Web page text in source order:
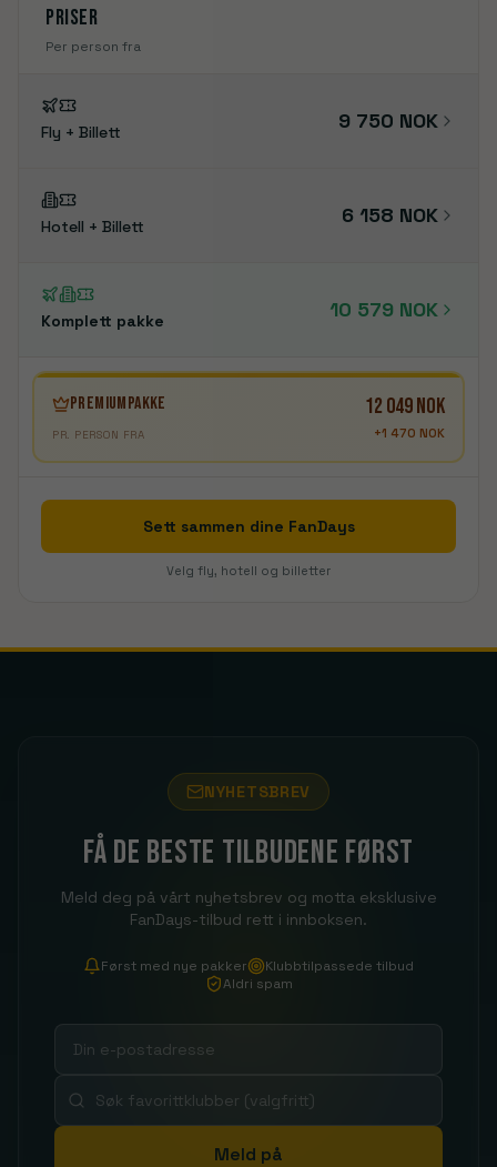
Priser
Per person fra
Fly + Billett 9 750 NOK
Hotell + Billett 6 158 NOK
Komplett pakke 10 579 NOK
PREMIUMPAKKE
PR. PERSON FRA
12 049 NOK
+1 470 NOK
Sett sammen dine FanDays
Velg fly, hotell og billetter
NYHETSBREV
Få de beste tilbudene først
Meld deg på vårt nyhetsbrev og motta eksklusive
FanDays-tilbud rett i innboksen.
Først med nye pakker
Klubbtilpassede tilbud
Aldri spam
Meld på